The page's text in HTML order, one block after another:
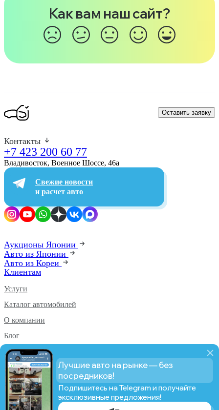
Как вам наш сайт?
Оставить заявку
Контакты
+7 423 200 60 77
Владивосток, Военное Шоссе, 46а​
Свежие новости
и расчет авто
Аукционы Японии
Авто из Японии
Авто из Кореи
Клиентам
Услуги
Каталог автомобилей
О компании
Блог
Аукционы PRO
Статистика PRO
© AUCTION CAR From Japan, 2019-2026
Лучшие авто на рынке — без
посредников!
Подпишитесь на Telegram и получайте
эксклюзивные предложения!